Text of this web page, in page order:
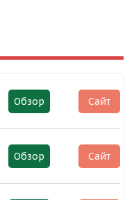
Обзор Сайт
Обзор Сайт